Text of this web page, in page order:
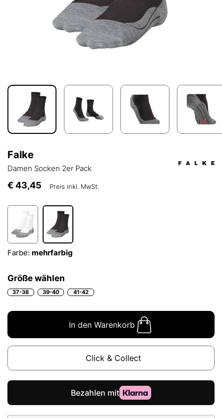
Falke
Damen Socken 2er Pack
€ 43,45 Preis inkl. MwSt.
Farbe: mehrfarbig
Größe wählen
37-38 39-40 41-42
In den Warenkorb
Click & Collect